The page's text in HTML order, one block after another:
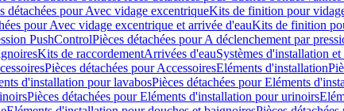
détachées pour Avec vidage excentriqueKits de finition pour
pour Avec vidage excentrique et arrivée d'eauKits de finition
PushControlPièces détachées pour A déclenchement par
Kits de raccordementArrivées d'eauSystèmes d'installation et
Pièces détachées pour AccessoiresEléments d'installation
d'installation pour lavabosPièces détachées pour Eléments
Pièces détachées pour Eléments d'installation pour urinoirs